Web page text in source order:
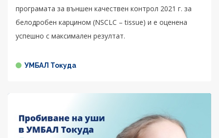
програмата за външен качествен контрол 2021 г. за
белодробен карцином (NSCLC – tissue) и е оценена
успешно с максимален резултат.
УМБАЛ Токуда